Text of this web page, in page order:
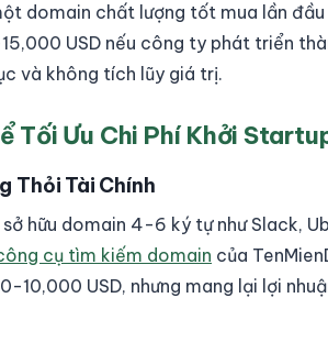
domain chất lượng tốt mua lần đầu
USD nếu công ty phát triển
và không tích lũy giá trị.
Tối Ưu Chi Phí Khởi
Thỏi Tài Chính
hữu domain 4-6 ký tự như Slack,
cụ tìm kiếm domain của
10,000 USD, nhưng mang lại lợi